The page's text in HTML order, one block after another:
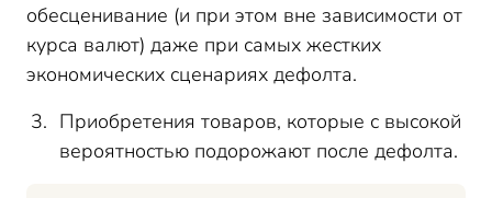
обесценивание (и при этом вне зависимости от
курса валют) даже при самых жестких
экономических сценариях дефолта.
Приобретения товаров, которые с высокой
вероятностью подорожают после дефолта.